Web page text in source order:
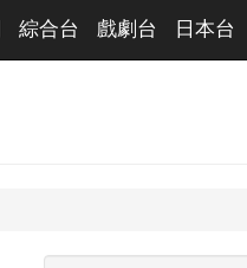
綜合台 戲劇台 日本台